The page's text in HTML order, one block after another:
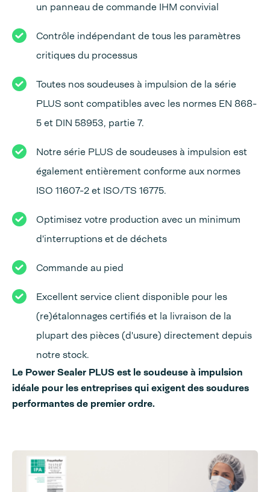
un panneau de commande IHM convivial
Contrôle indépendant de tous les paramètres
critiques du processus
Toutes nos soudeuses à impulsion de la série
PLUS sont compatibles avec les normes EN 868-
5 et DIN 58953, partie 7.
Notre série PLUS de soudeuses à impulsion est
également entièrement conforme aux normes
ISO 11607-2 et ISO/TS 16775.
Optimisez votre production avec un minimum
d'interruptions et de déchets
Commande au pied
Excellent service client disponible pour les
(re)étalonnages certifiés et la livraison de la
plupart des pièces (d'usure) directement depuis
notre stock.
Le Power Sealer PLUS est le soudeuse à impulsion
idéale pour les entreprises qui exigent des soudures
performantes de premier ordre.